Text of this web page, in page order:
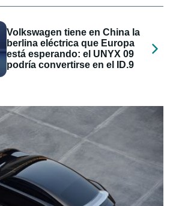
Volkswagen tiene en China la
berlina eléctrica que Europa
está esperando: el UNYX 09
podría convertirse en el ID.9